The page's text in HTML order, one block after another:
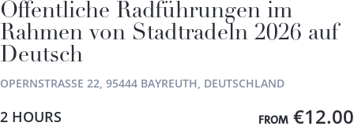
Öffentliche Radführungen im
Rahmen von Stadtradeln 2026 auf
Deutsch
OPERNSTRASSE 22, 95444 BAYREUTH, DEUTSCHLAND
FROM €12.00
2 HOURS